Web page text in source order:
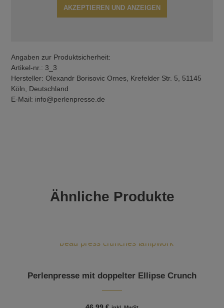
AKZEPTIEREN UND ANZEIGEN
Angaben zur Produktsicherheit:
Artikel-nr.: 3_3
Hersteller: Olexandr Borisovic Ornes, Krefelder Str. 5, 51145
Köln, Deutschland
E-Mail: info@perlenpresse.de
Ähnliche Produkte
Perlenpresse mit doppelter Ellipse Crunch